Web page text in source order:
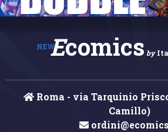
NEWEcomics by
Roma - via Tarquinio
Camillo)